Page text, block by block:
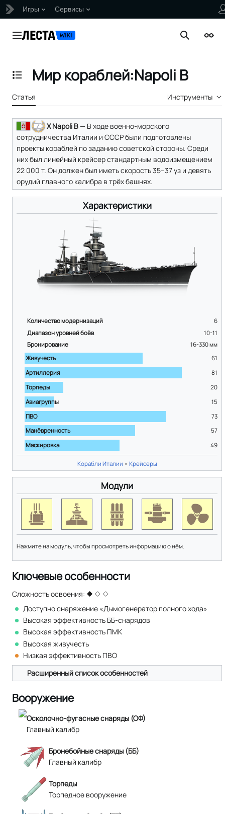
Игры Сервисы
Главное меню Поиск
Отобразить/Скрыть содержание
Мир кораблей:Napoli B
Статья Инструменты
X Napoli B— В ходе военно-морского
сотрудничества Италии и СССР были подготовлены
проекты кораблей по заданию советской стороны. Среди
них был линейный крейсер стандартным водоизмещением
22 000 т. Он должен был иметь скорость 35–37 уз и девять
орудий главного калибра в трёх башнях.
Характеристики
Количество модернизаций
6
Диапазон уровней боёв
10-11
Бронирование
16-330мм
Живучесть
61
Артиллерия
81
Торпеды
20
Авиагруппы
15
ПВО
73
Манёвренность
57
Маскировка
49
Корабли Италии • Крейсеры
Модули
Нажмите на модуль, чтобы просмотреть информацию о нём.
Ключевые особенности
Сложность освоения:
Доступно снаряжение «Дымогенератор полного хода»
Высокая эффективность ББ-снарядов
Высокая эффективность ПМК
Высокая живучесть
Низкая эффективность ПВО
Расширенный список особенностей
Вооружение
Осколочно-фугасные снаряды (ОФ)
Главный калибр
Бронебойные снаряды (ББ)
Главный калибр
Торпеды
Торпедное вооружение